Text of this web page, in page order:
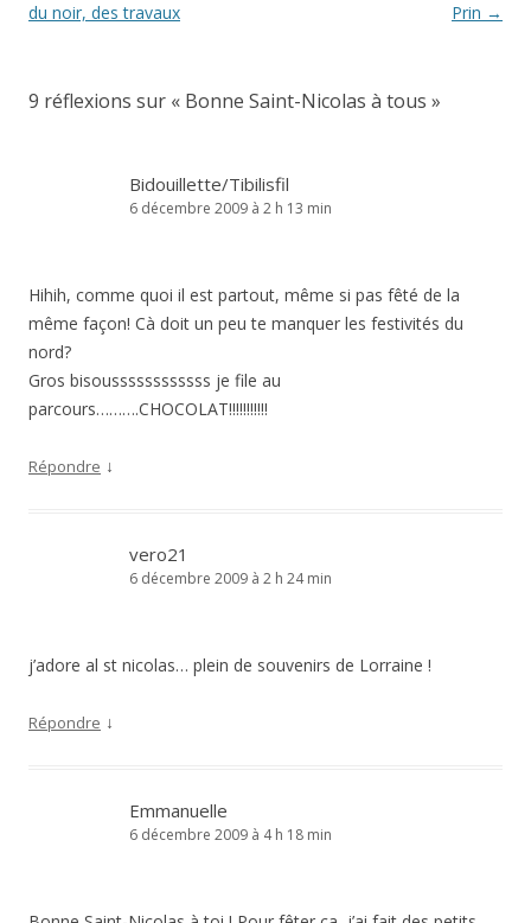
des
du noir, des travaux Prin →
9 réflexions sur « Bonne Saint-Nicolas à tous »
Bidouillette/Tibilisfil
6 décembre 2009 à 2 h 13 min
Hihih, comme quoi il est partout, même si pas fêté de la
même façon! Cà doit un peu te manquer les festivités du
nord?
Gros bisoussssssssssss je file au
parcours……….CHOCOLAT!!!!!!!!!!!
Répondre ↓
vero21
6 décembre 2009 à 2 h 24 min
j’adore al st nicolas… plein de souvenirs de Lorraine !
Répondre ↓
Emmanuelle
6 décembre 2009 à 4 h 18 min